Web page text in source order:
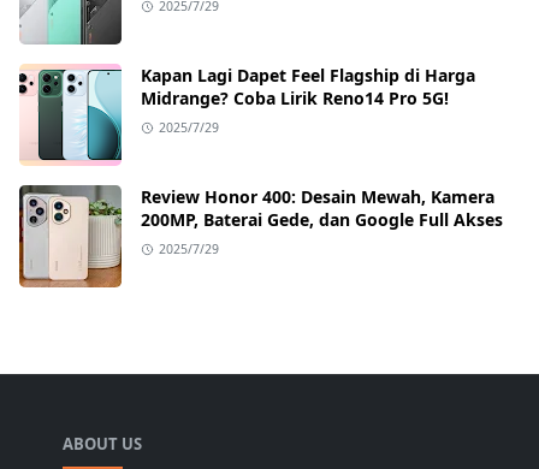
2025/7/29
Kapan Lagi Dapet Feel Flagship di Harga
Midrange? Coba Lirik Reno14 Pro 5G!
2025/7/29
Review Honor 400: Desain Mewah, Kamera
200MP, Baterai Gede, dan Google Full Akses
2025/7/29
ABOUT US